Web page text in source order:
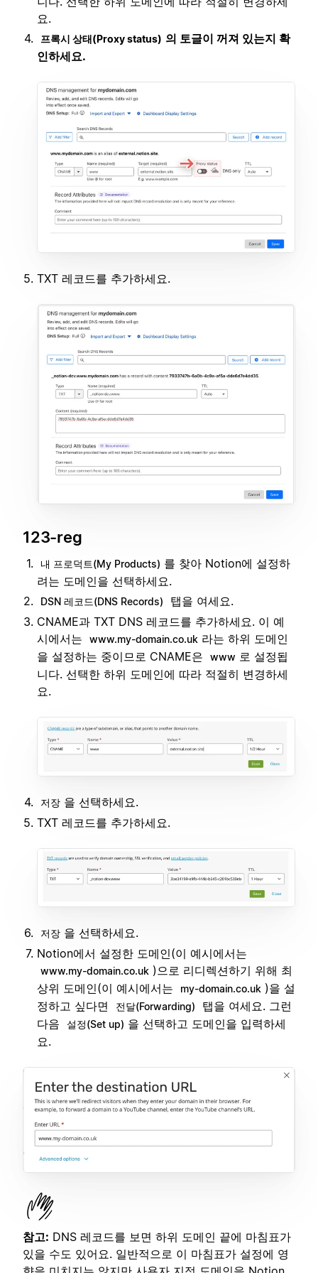
요.
프록시 상태(Proxy status) 의 토글이 꺼져 있는지 확
인하세요.
TXT 레코드를 추가하세요.
123-reg
내 프로덕트(My Products) 를 찾아 Notion에 설정하
려는 도메인을 선택하세요.
DSN 레코드(DNS Records)
탭을 여세요.
CNAME과 TXT DNS 레코드를 추가하세요. 이 예
시에서는
www.my-domain.co.uk 라는 하위 도메인
을 설정하는 중이므로 CNAME은
www 로 설정됩
니다. 선택한 하위 도메인에 따라 적절히 변경하세
요.
저장 을 선택하세요.
TXT 레코드를 추가하세요.
저장 을 선택하세요.
Notion에서 설정한 도메인(이 예시에서는
www.my-domain.co.uk )으로 리디렉션하기 위해 최
상위 도메인(이 예시에서는
my-domain.co.uk )을 설
정하고 싶다면
전달(Forwarding)
탭을 여세요. 그런
다음
설정(Set up) 을 선택하고 도메인을 입력하세
요.
참고: DNS 레코드를 보면 하위 도메인 끝에 마침표가
있을 수도 있어요. 일반적으로 이 마침표가 설정에 영